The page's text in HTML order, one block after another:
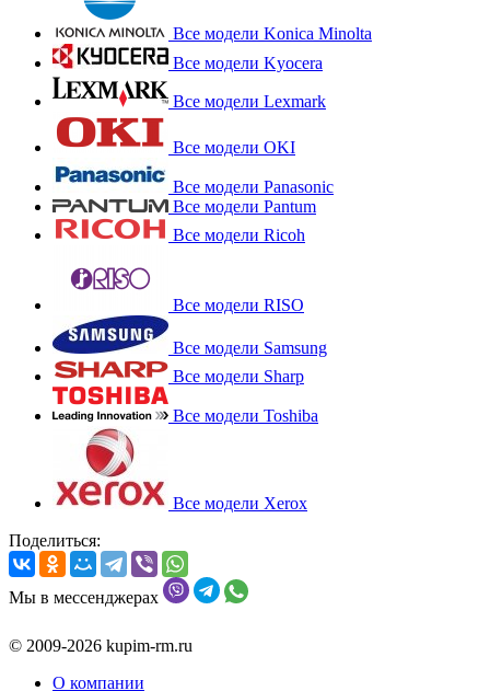
Все модели Konica Minolta
Все модели Kyocera
Все модели Lexmark
Все модели OKI
Все модели Panasonic
Все модели Pantum
Все модели Ricoh
Все модели RISO
Все модели Samsung
Все модели Sharp
Все модели Toshiba
Все модели Xerox
Поделиться:
Мы в мессенджерах
© 2009-2026 kupim-rm.ru
О компании